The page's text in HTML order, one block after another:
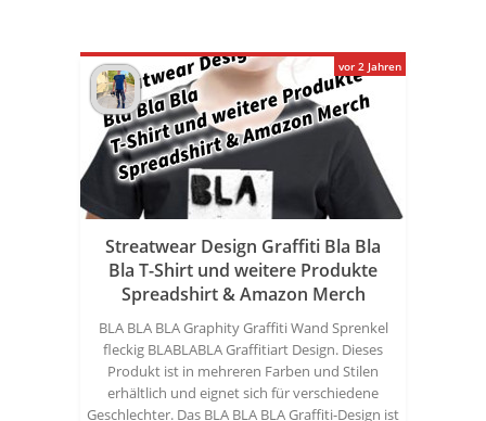
Streatwear Design Graffiti Bla Bla
Bla T-Shirt und weitere Produkte
Spreadshirt & Amazon Merch
BLA BLA BLA Graphity Graffiti Wand Sprenkel
fleckig BLABLABLA Graffitiart Design. Dieses
Produkt ist in mehreren Farben und Stilen
erhältlich und eignet sich für verschiedene
Geschlechter. Das BLA BLA BLA Graffiti-Design ist
vor 2 Jahren